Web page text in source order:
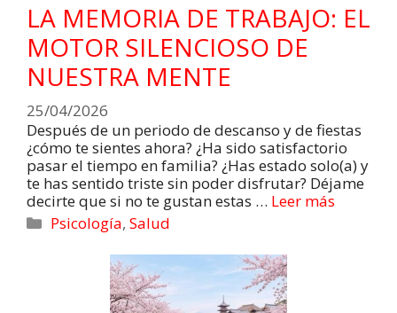
LA MEMORIA DE TRABAJO: EL
MOTOR SILENCIOSO DE
NUESTRA MENTE
25/04/2026
Después de un periodo de descanso y de fiestas
¿cómo te sientes ahora? ¿Ha sido satisfactorio
pasar el tiempo en familia? ¿Has estado solo(a) y
te has sentido triste sin poder disfrutar? Déjame
decirte que si no te gustan estas … Leer más
Psicología,Salud